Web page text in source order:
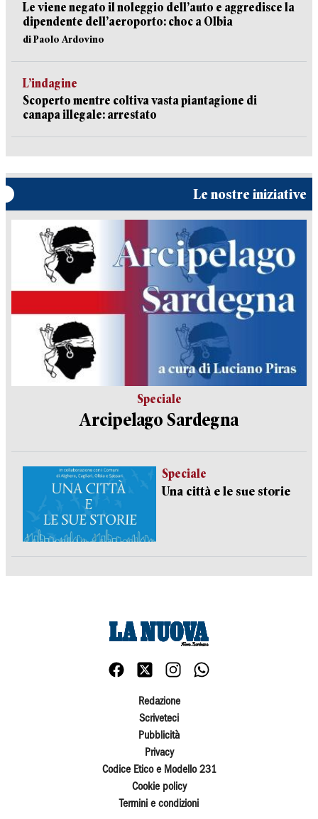
Le viene negato il noleggio dell’auto e aggredisce la
dipendente dell’aeroporto: choc a Olbia
di Paolo Ardovino
L’indagine
Scoperto mentre coltiva vasta piantagione di
canapa illegale: arrestato
Le nostre iniziative
Speciale
Arcipelago Sardegna
Speciale
Una città e le sue storie
Redazione
Scriveteci
Pubblicità
Privacy
Codice Etico e Modello 231
Cookie policy
Termini e condizioni